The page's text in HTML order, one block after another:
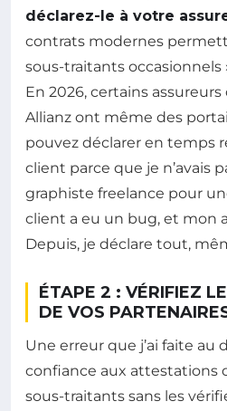
déclarez-le à votre
contrats modernes
sous-traitants occasionnels
En 2026, certains
Allianz ont même des
pouvez déclarer en temps
client parce que je n’avais
graphiste freelance pour
client a eu un bug, et mon
Depuis, je déclare tout,
ÉTAPE 2 : VÉRIFIEZ
DE VOS
Une erreur que j’ai faite au
confiance aux attestations
sous-traitants sans les